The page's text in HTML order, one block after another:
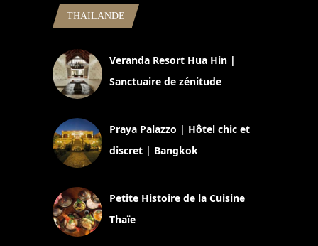
THAILANDE
Veranda Resort Hua Hin |
Sanctuaire de zénitude
Praya Palazzo | Hôtel chic et
discret | Bangkok
Petite Histoire de la Cuisine
Thaïe